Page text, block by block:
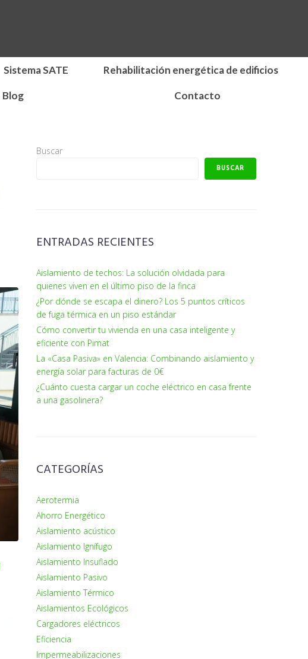
Sistema SATE Rehabilitación energética de edificios
Blog Contacto
Buscar
BUSCAR
ENTRADAS RECIENTES
Aislamiento de techos: La solución olvidada para
quienes viven en el último piso de la finca
¿Por dónde se escapa el dinero? Los 5 puntos críticos
de fuga térmica en un piso estándar
Cómo convertir tu vivienda en una casa inteligente y
eficiente con Pimat
La «Casa Pasiva» en Valencia: Combinando aislamiento y
energía solar para facturas de 0€
¿Cuánto cuesta cargar un coche eléctrico en casa frente
a una gasolinera?
CATEGORÍAS
Aerotermia
Ahorro Energético
Aislamiento acústico
Aislamiento Ignífugo
Aislamiento Insuflado
Aislamiento Pasivo
Aislamiento Térmico
Aislamientos Ecológicos
Cargadores eléctricos
Eficiencia
Impermeabilizaciones